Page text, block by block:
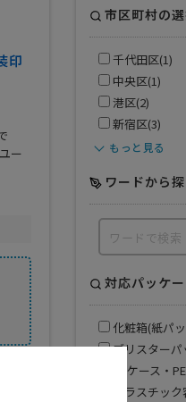
印
ー
市区町村の
千代田区(1)
中央区(1)
港区(2)
新宿区(3)
もっと見る
ワードから
対応パッケ
化粧箱(紙パ
ブリスターパ
PPケース・
プラスチッ